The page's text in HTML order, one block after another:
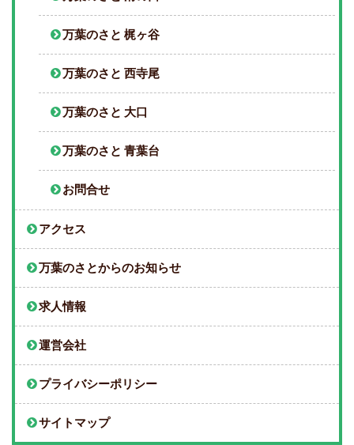
万葉のさと 梶ヶ谷
万葉のさと 西寺尾
万葉のさと 大口
万葉のさと 青葉台
お問合せ
アクセス
万葉のさとからのお知らせ
求人情報
運営会社
プライバシーポリシー
サイトマップ